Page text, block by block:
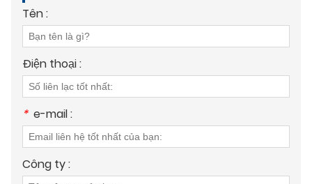
Tên :
Điện thoại :
* e-mail :
Công ty :